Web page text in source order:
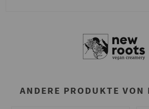
ANDERE PRODUKTE VON